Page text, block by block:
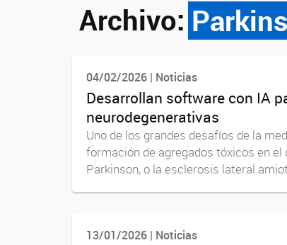
Archivo:
04/02/2026 | Noticias
Desarrollan software con IA
neurodegenerativas
Uno de los grandes desafíos de la
formación de agregados tóxicos en
Parkinson, o la esclerosis lateral
13/01/2026 | Noticias